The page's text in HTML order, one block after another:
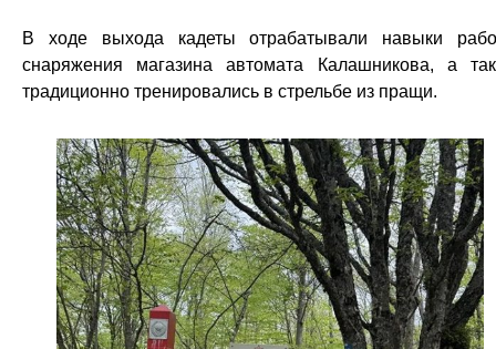
В ходе выхода кадеты отрабатывали навыки
снаряжения магазина автомата Калашникова, а
традиционно тренировались в стрельбе из пращи.